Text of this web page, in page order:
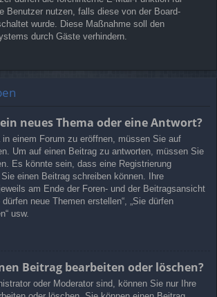
Benutzer nutzen, falls diese von der Board-
wurde. Diese Maßnahme soll den
durch Gäste verhindern.
neues Thema oder eine Antwort?
in einem Forum zu eröffnen, müssen Sie auf
Um auf einen Beitrag zu antworten, müssen Sie
Es könnte sein, dass eine Registrierung
einen Beitrag schreiben können. Ihre
am Ende der Foren- und der Beitragsansicht
neue Themen erstellen“, „Sie dürfen
usw.
Beitrag bearbeiten oder löschen?
oder Moderator sind, können Sie nur Ihre